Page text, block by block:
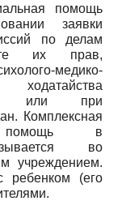
помощь
заявки
по делам
их прав,
медико-
или при
Комплексная
помощь в
во
учреждением.
ребенком (его